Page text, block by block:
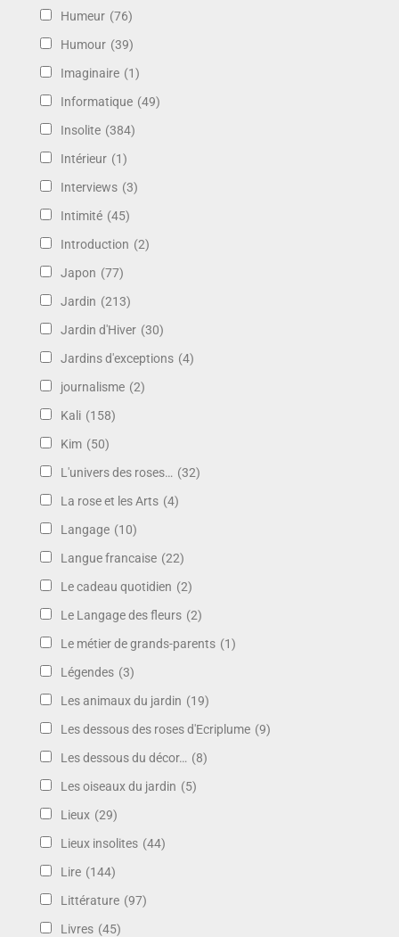
Humeur (76)
Humour (39)
Imaginaire (1)
Informatique (49)
Insolite (384)
Intérieur (1)
Interviews (3)
Intimité (45)
Introduction (2)
Japon (77)
Jardin (213)
Jardin d'Hiver (30)
Jardins d'exceptions (4)
journalisme (2)
Kali (158)
Kim (50)
L'univers des roses… (32)
La rose et les Arts (4)
Langage (10)
Langue francaise (22)
Le cadeau quotidien (2)
Le Langage des fleurs (2)
Le métier de grands-parents (1)
Légendes (3)
Les animaux du jardin (19)
Les dessous des roses d'Ecriplume (9)
Les dessous du décor… (8)
Les oiseaux du jardin (5)
Lieux (29)
Lieux insolites (44)
Lire (144)
Littérature (97)
Livres (45)